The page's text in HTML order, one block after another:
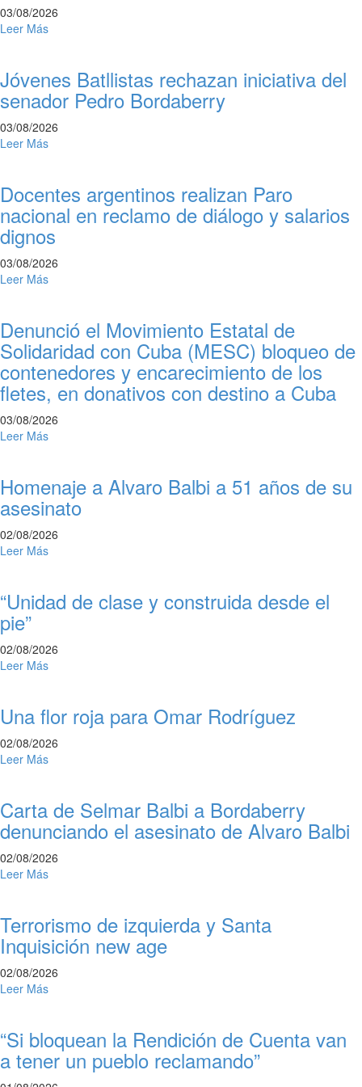
03/08/2026
Leer Más
Jóvenes Batllistas rechazan iniciativa del
senador Pedro Bordaberry
03/08/2026
Leer Más
Docentes argentinos realizan Paro
nacional en reclamo de diálogo y salarios
dignos
03/08/2026
Leer Más
Denunció el Movimiento Estatal de
Solidaridad con Cuba (MESC) bloqueo de
contenedores y encarecimiento de los
fletes, en donativos con destino a Cuba
03/08/2026
Leer Más
Homenaje a Alvaro Balbi a 51 años de su
asesinato
02/08/2026
Leer Más
“Unidad de clase y construida desde el
pie”
02/08/2026
Leer Más
Una flor roja para Omar Rodríguez
02/08/2026
Leer Más
Carta de Selmar Balbi a Bordaberry
denunciando el asesinato de Alvaro Balbi
02/08/2026
Leer Más
Terrorismo de izquierda y Santa
Inquisición new age
02/08/2026
Leer Más
“Si bloquean la Rendición de Cuenta van
a tener un pueblo reclamando”